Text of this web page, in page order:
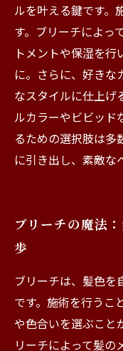
ルを叶える鍵です。
す。ブリーチによっ
トメントや保湿を
に。さらに、好きな
なスタイルに仕上げ
ルカラーやビビッド
るための選択肢は多
に引き出し、素敵な
ブリーチの魔法
歩
ブリーチは、髪色を
です。施術を行うこ
や色合いを選ぶこと
リーチによって髪の